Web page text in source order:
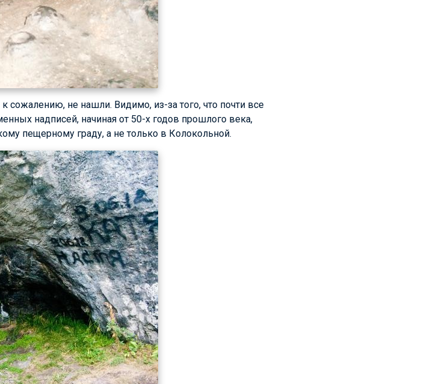
сожалению, не нашли. Видимо, из-за того, что почти все
надписей, начиная от 50-х годов прошлого века,
пещерному граду, а не только в Колокольной.